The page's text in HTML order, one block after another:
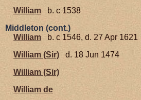
William
b. c 1538
Middleton (cont.)
William b. c 1546, d. 27 Apr 1621
William (Sir)
d. 18 Jun 1474
William (Sir)
William de